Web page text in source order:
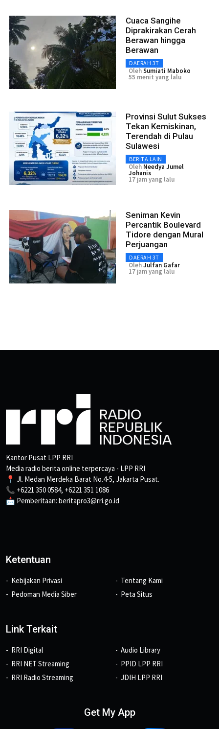
Cuaca Sangihe
Diprakirakan Cerah
Berawan hingga
Berawan
DAERAH 3T
OlehSumiati Maboko
55 menit yang lalu
Provinsi Sulut Sukses
Tekan Kemiskinan,
Terendah di Pulau
Sulawesi
BERITA LAIN
Oleh Needya Jumel
Johanis
17 jam yang lalu
Seniman Kevin
Percantik Boulevard
Tidore dengan Mural
Perjuangan
DAERAH 3T
OlehJulfan Gafar
17 jam yang lalu
Kantor Pusat LPP RRI
Media radio berita online terpercaya - LPP RRI
📍 Jl. Medan Merdeka Barat No.4-5, Jakarta Pusat.
📞 +6221 350 0584, +6221 351 1086
📩 Pemberitaan: beritapro3@rri.go.id
Ketentuan
Kebijakan Privasi
Pedoman Media Siber
Tentang Kami
Peta Situs
Link Terkait
RRI Digital
RRI NET Streaming
RRI Radio Streaming
Audio Library
PPID LPP RRI
JDIH LPP RRI
Get My App